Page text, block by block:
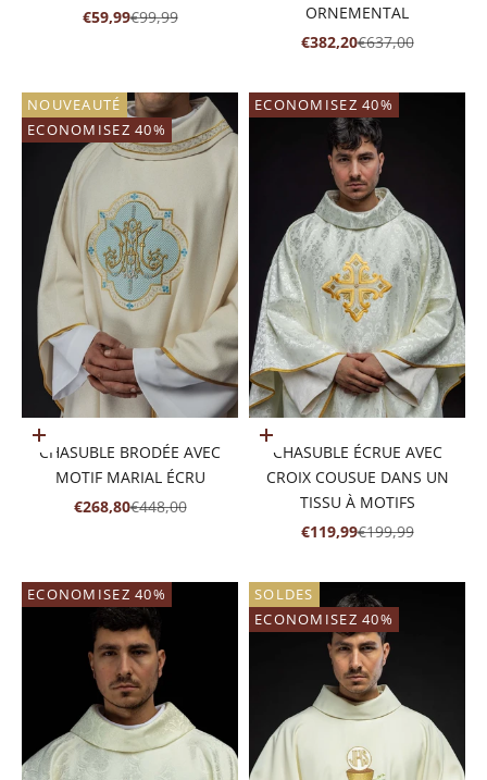
PRIX DE VENTE
€59,99PRIX NORMAL
€99,99
ORNEMENTAL
PRIX DE VENTE
€382,20PRIX NORMAL
€637,00
NOUVEAUTÉ
ECONOMISEZ 40%
Ajouter au panier
CHASUBLE BRODÉE AVEC
MOTIF MARIAL ÉCRU
PRIX DE VENTE
€268,80PRIX NORMAL
€448,00
ECONOMISEZ 40%
Ajouter au panier
CHASUBLE ÉCRUE AVEC
CROIX COUSUE DANS UN
TISSU À MOTIFS
PRIX DE VENTE
€119,99PRIX NORMAL
€199,99
ECONOMISEZ 40%
SOLDES
ECONOMISEZ 40%